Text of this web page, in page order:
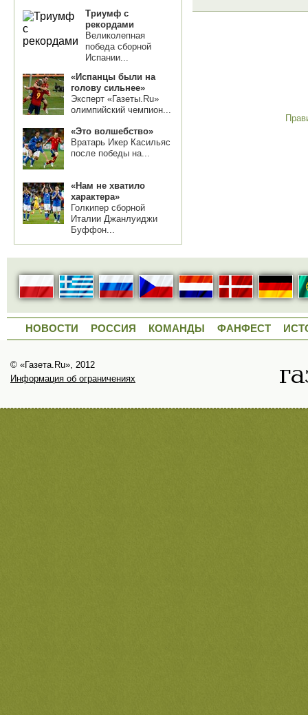
Триумф с
рекордами
Великолепная
победа сборной
Испании...
«Испанцы были на
голову сильнее»
Эксперт «Газеты.Ru»
олимпийский чемпион...
«Это волшебство»
Вратарь Икер Касильяс
после победы на...
«Нам не хватило
характера»
Голкипер сборной
Италии Джанлуиджи
Буффон...
НОВОСТИ РОССИЯ КОМАНДЫ ФАНФЕСТ
© «Газета.Ru», 2012
Информация об ограничениях